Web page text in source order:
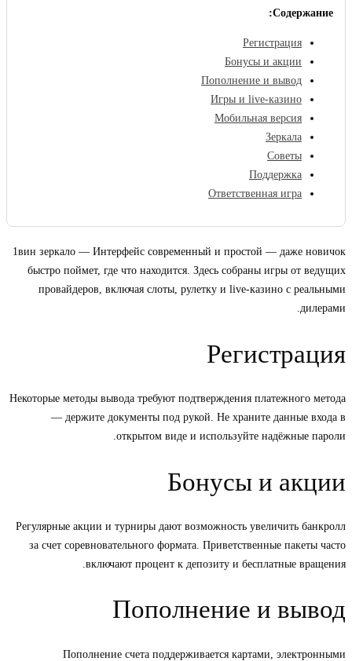
Содержание:
Регистрация
Бонусы и акции
Пополнение и вывод
Игры и live-казино
Мобильная версия
Зеркала
Советы
Поддержка
Ответственная игра
1вин зеркало — Интерфейс современный и простой — даже новичок
быстро поймет, где что находится. Здесь собраны игры от ведущих
провайдеров, включая слоты, рулетку и live-казино с реальными
дилерами.
Регистрация
Некоторые методы вывода требуют подтверждения платежного метода
— держите документы под рукой. Не храните данные входа в
открытом виде и используйте надёжные пароли.
Бонусы и акции
Регулярные акции и турниры дают возможность увеличить банкролл
за счет соревновательного формата. Приветственные пакеты часто
включают процент к депозиту и бесплатные вращения.
Пополнение и вывод
Пополнение счета поддерживается картами, электронными